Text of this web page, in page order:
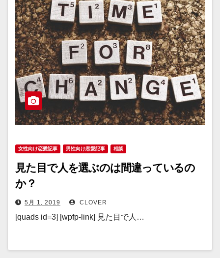
女性向け恋愛記事 男性向け恋愛記事 相談
見た目で人を選ぶのは間違っているの
か？
5月 1, 2019 CLOVER
[quads id=3] [wpfp-link] 見た目で人…